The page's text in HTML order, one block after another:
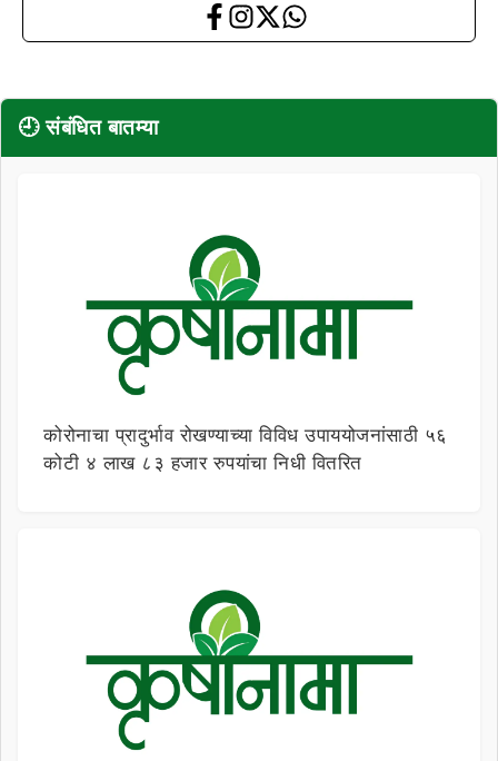
🕘 संबंधित बातम्या
कोरोनाचा प्रादुर्भाव रोखण्याच्या विविध उपाययोजनांसाठी ५६
कोटी ४ लाख ८३ हजार रुपयांचा निधी वितरित